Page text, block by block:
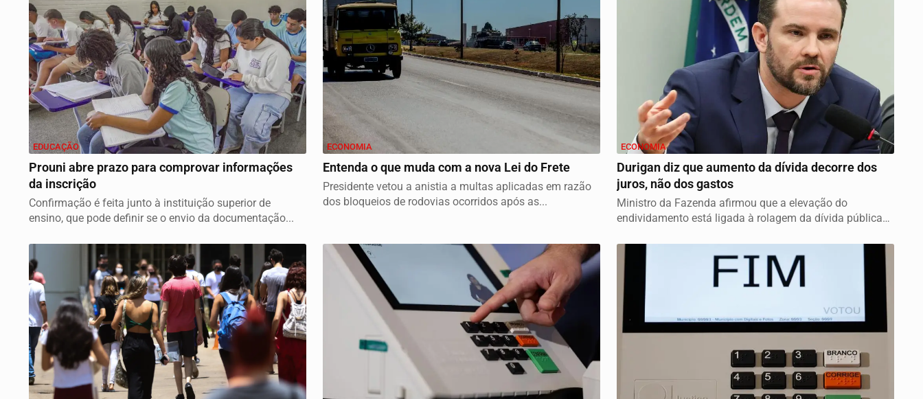
EDUCAÇÃO
Prouni abre prazo para comprovar informações
da inscrição
Confirmação é feita junto à instituição superior de
ensino, que pode definir se o envio da documentação...
ECONOMIA
Entenda o que muda com a nova Lei do Frete
Presidente vetou a anistia a multas aplicadas em razão
dos bloqueios de rodovias ocorridos após as...
ECONOMIA
Durigan diz que aumento da dívida decorre dos
juros, não dos gastos
Ministro da Fazenda afirmou que a elevação do
endividamento está ligada à rolagem da dívida pública